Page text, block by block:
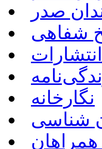
صدر
شفاهی
انتشارات
نگارخانه
شناسی
همراهان